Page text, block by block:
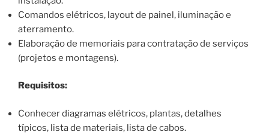
Comandos elétricos, layout de painel, iluminação e
aterramento.
Elaboração de memoriais para contratação de serviços
(projetos e montagens).
Requisitos:
Conhecer diagramas elétricos, plantas, detalhes
típicos, lista de materiais, lista de cabos.